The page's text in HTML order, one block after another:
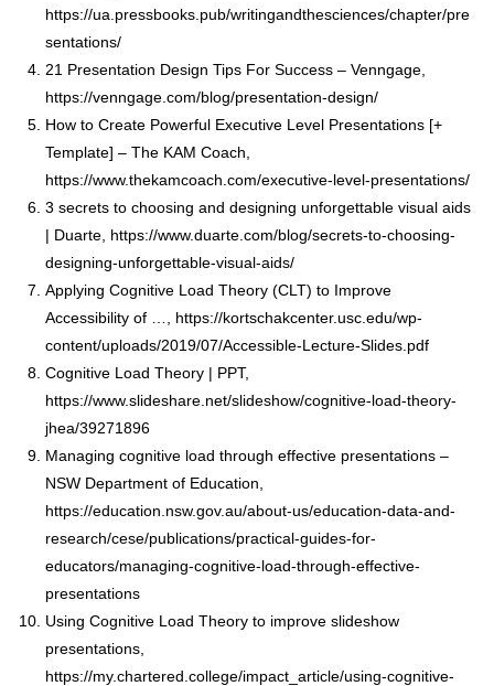
https://ua.pressbooks.pub/writingandthesciences/chapter/pre
sentations/
21 Presentation Design Tips For Success – Venngage,
https://venngage.com/blog/presentation-design/
How to Create Powerful Executive Level Presentations [+
Template] – The KAM Coach,
https://www.thekamcoach.com/executive-level-presentations/
3 secrets to choosing and designing unforgettable visual aids
| Duarte, https://www.duarte.com/blog/secrets-to-choosing-
designing-unforgettable-visual-aids/
Applying Cognitive Load Theory (CLT) to Improve
Accessibility of …, https://kortschakcenter.usc.edu/wp-
content/uploads/2019/07/Accessible-Lecture-Slides.pdf
Cognitive Load Theory | PPT,
https://www.slideshare.net/slideshow/cognitive-load-theory-
jhea/39271896
Managing cognitive load through effective presentations –
NSW Department of Education,
https://education.nsw.gov.au/about-us/education-data-and-
research/cese/publications/practical-guides-for-
educators/managing-cognitive-load-through-effective-
presentations
Using Cognitive Load Theory to improve slideshow
presentations,
https://my.chartered.college/impact_article/using-cognitive-